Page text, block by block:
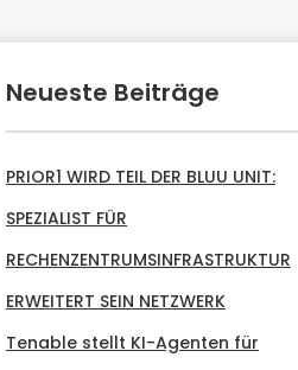
Neueste Beiträge
PRIOR1 WIRD TEIL DER BLUU UNIT:
SPEZIALIST FÜR
RECHENZENTRUMSINFRASTRUKTUR
ERWEITERT SEIN NETZWERK
Tenable stellt KI-Agenten für